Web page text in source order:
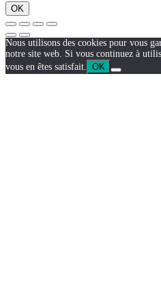
OK
Nous utilisons des cookies pour vous
notre site web. Si vous continuez à
vous en êtes satisfait.
OK